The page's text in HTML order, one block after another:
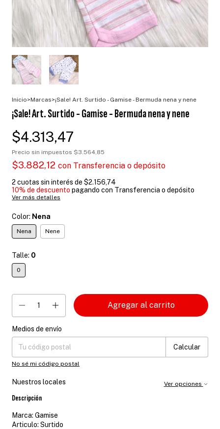
Inicio>Marcas>¡Sale! Art. Surtido - Gamise - Bermuda nena y nene
¡Sale! Art. Surtido - Gamise - Bermuda nena y nene
$4.313,47
Precio sin impuestos $3.564,85
$3.882,12 con Transferencia o depósito
2 cuotas sin interés de $2.156,74
10% de descuento pagando con Transferencia o depósito
Ver más detalles
Color: Nena
Nena Nene
Talle: 0
0
Entregas para el CP:
Medios de envío
Calcular
No sé mi código postal
Nuestros locales Ver opciones
Descripción
Marca: Gamise
Articulo: Surtido